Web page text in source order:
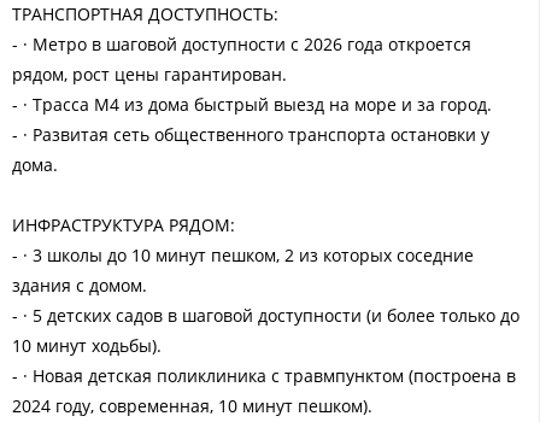
ТРАНСПОРТНАЯ ДОСТУПНОСТЬ:
- · Метро в шаговой доступности с 2026 года откроется
рядом, рост цены гарантирован.
- · Трасса М4 из дома быстрый выезд на море и за город.
- · Развитая сеть общественного транспорта остановки у
дома.
ИНФРАСТРУКТУРА РЯДОМ:
- · 3 школы до 10 минут пешком, 2 из которых соседние
здания с домом.
- · 5 детских садов в шаговой доступности (и более только до
10 минут ходьбы).
- · Новая детская поликлиника с травмпунктом (построена в
2024 году, современная, 10 минут пешком).